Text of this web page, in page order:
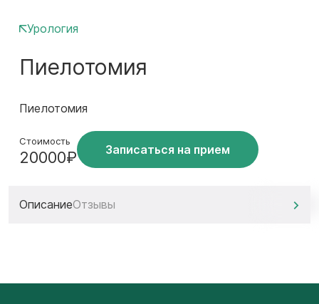
Урология
Пиелотомия
Пиелотомия
Стоимость
20000₽ Записаться на прием
ОписаниеОтзывы